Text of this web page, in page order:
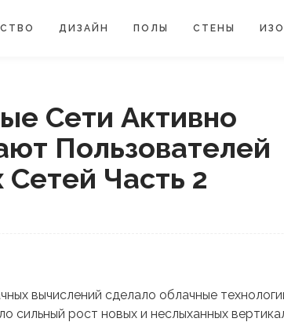
ДИЗАЙН ПОЛЫ СТЕНЫ
Сети Активно
Пользователей
Часть 2
вычислений сделало облачные
сильный рост новых и неслыханных